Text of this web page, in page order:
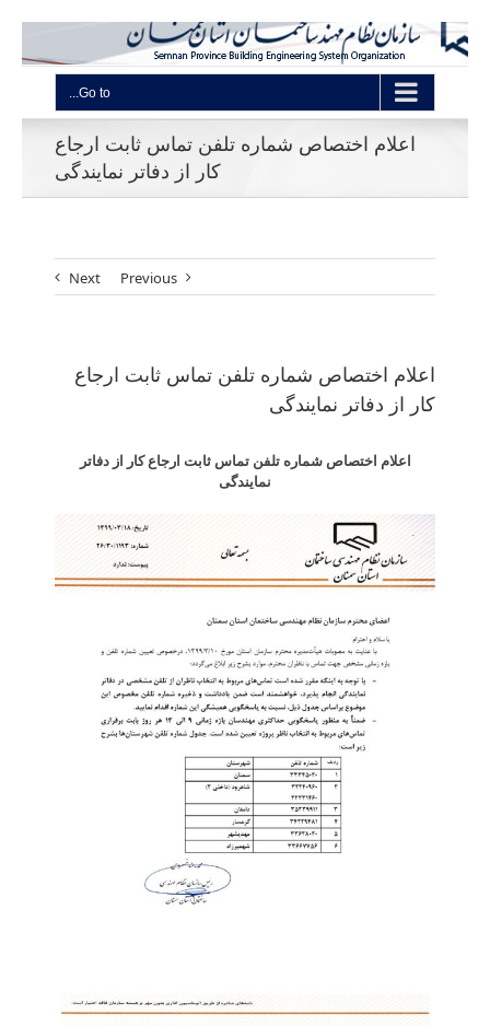
Go to...
اعلام اختصاص شماره تلفن تماس ثابت ارجاع
کار از دفاتر نمایندگی
Previous
Next
اعلام اختصاص شماره تلفن تماس ثابت ارجاع
کار از دفاتر نمایندگی
اعلام اختصاص شماره تلفن تماس ثابت ارجاع کار از دفاتر
نمایندگی